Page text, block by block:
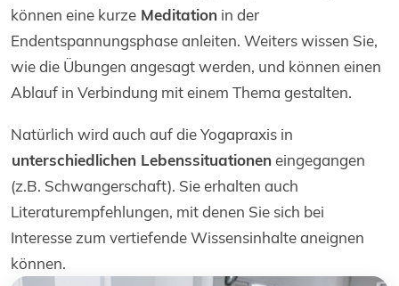
können eine kurze Meditation in der
Endentspannungsphase anleiten. Weiters wissen Sie,
wie die Übungen angesagt werden, und können einen
Ablauf in Verbindung mit einem Thema gestalten.
Natürlich wird auch auf die Yogapraxis in
unterschiedlichen Lebenssituationen eingegangen
(z.B. Schwangerschaft). Sie erhalten auch
Literaturempfehlungen, mit denen Sie sich bei
Interesse zum vertiefende Wissensinhalte aneignen
können.